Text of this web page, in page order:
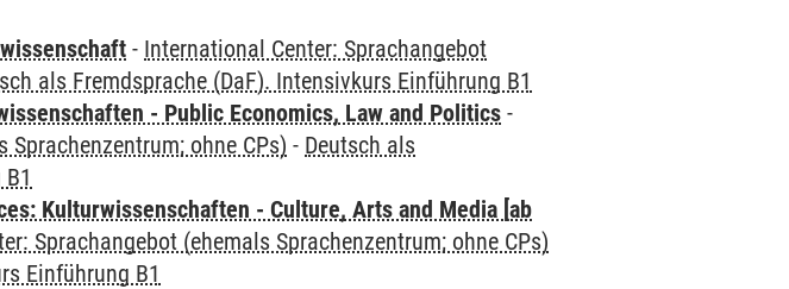
- International Center: Sprachangebot
als Fremdsprache (DaF). Intensivkurs Einführung B1
- Public Economics, Law and Politics -
ohne CPs) - Deutsch als
Kulturwissenschaften - Culture, Arts and Media [ab
Sprachangebot (ehemals Sprachenzentrum; ohne CPs)
Einführung B1